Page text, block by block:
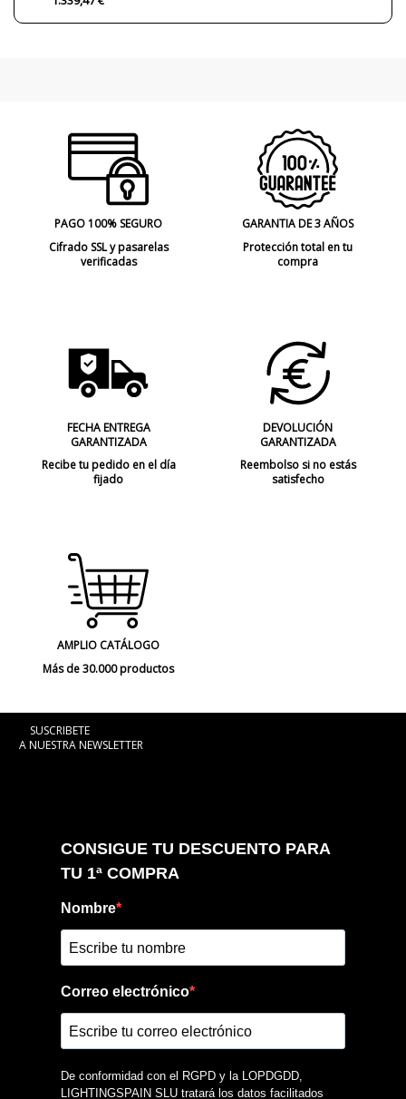
PAGO 100% SEGURO
Cifrado SSL y pasarelas
verificadas
GARANTIA DE 3 AÑOS
Protección total en tu
compra
FECHA ENTREGA
GARANTIZADA
Recibe tu pedido en el día
fijado
DEVOLUCIÓN
GARANTIZADA
Reembolso si no estás
satisfecho
AMPLIO CATÁLOGO
Más de 30.000 productos
SUSCRIBETE
A NUESTRA NEWSLETTER